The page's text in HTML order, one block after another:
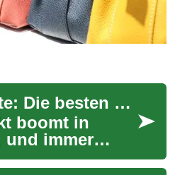
SUV-Angebote: Die besten Deals für kompakte SUVs in Deutschland
boomt in
und immer
entscheiden